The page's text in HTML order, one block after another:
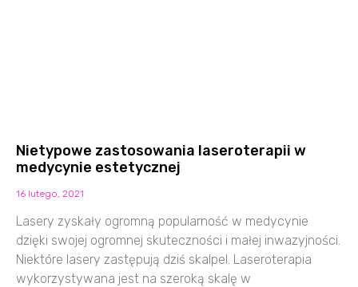
Nietypowe zastosowania laseroterapii w
medycynie estetycznej
16 lutego, 2021
Lasery zyskały ogromną popularność w medycynie
dzięki swojej ogromnej skuteczności i małej inwazyjności.
Niektóre lasery zastępują dziś skalpel. Laseroterapia
wykorzystywana jest na szeroką skalę w